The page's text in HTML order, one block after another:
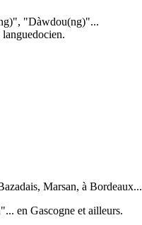
"Dàwdou(ng)"...
Marsan, à Bordeaux...
en Gascogne et ailleurs.